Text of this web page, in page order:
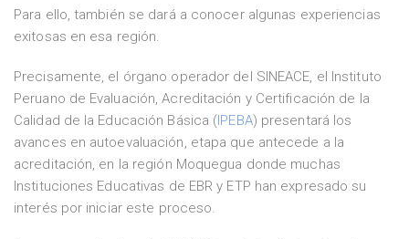
Para ello, también se dará a conocer algunas experiencias
exitosas en esa región.
Precisamente, el órgano operador del SINEACE, el Instituto
Peruano de Evaluación, Acreditación y Certificación de la
Calidad de la Educación Básica (IPEBA) presentará los
avances en autoevaluación, etapa que antecede a la
acreditación, en la región Moquegua donde muchas
Instituciones Educativas de EBR y ETP han expresado su
interés por iniciar este proceso.